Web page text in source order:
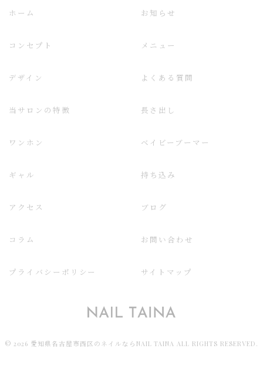
ホーム お知らせ
コンセプト メニュー
デザイン よくある質問
当サロンの特徴 長さ出し
ワンホン ベイビーブーマー
ギャル 持ち込み
アクセス ブログ
コラム お問い合わせ
プライバシーポリシー サイトマップ
© 2026 愛知県名古屋市西区のネイルならNAIL TAINA ALL RIGHTS RESERVED.